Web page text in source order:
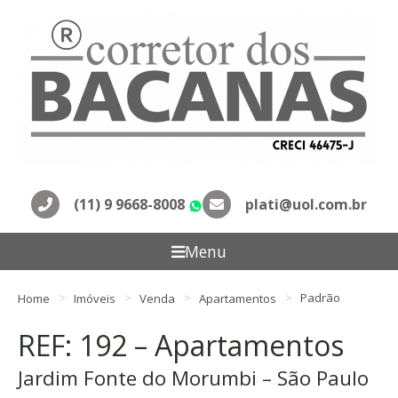
(11) 9 9668-8008 WhatsApp
plati@uol.com.br
Menu
Home Imóveis Venda Apartamentos Padrão
REF: 192 – Apartamentos
Jardim Fonte do Morumbi – São Paulo